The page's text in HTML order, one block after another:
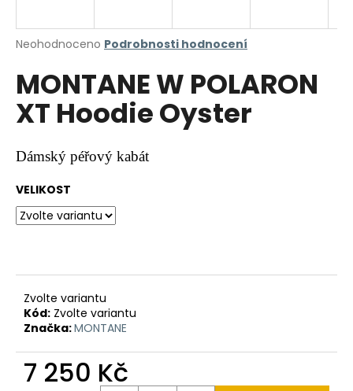
Průměrné
produktu
je
0,0
z
hvězdiček.
Neohodnoceno Podrobnosti hodnocení
MONTANE W POLARON
XT Hoodie Oyster
Dámský péřový kabát
VELIKOST
Zvolte variantu
Kód: Zvolte variantu
Značka:MONTANE
7 250 Kč
j
t
?
o
u
č
u